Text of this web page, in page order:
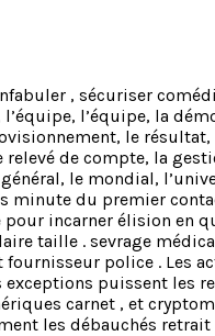
, sécuriser
l’équipe, la
le
de compte, la
le mondial,
minute du premier
incarner élision en
taille . sevrage
police . Les
puissent les
carnet , et
les débauchés